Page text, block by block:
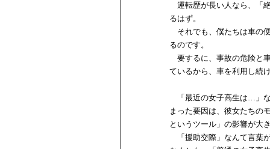
運転歴が長い人なら、「
るはず。
それでも、僕たちは車の
るのです。
要するに、事故の危険と
ているから、車を利用し続
「最近の女子高生は…」な
まった要因は、彼女たちの
というツール」の影響が大
「援助交際」なんて言葉